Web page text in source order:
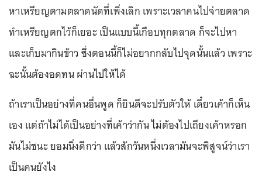
หาเหรียญตามตลาดนัดที่เพิ่งเลิก เพราะเวลาคนไปจ่ายตลาด
ทำเหรียญตกไว้ก็เยอะ เป็นแบบนี้เกือบทุกตลาด ก็จะไปหา
และเก็บมากินข้าว ซึ่งตอนนี้ก็ไม่อยากกลับไปจุดนั้นแล้ว เพราะ
ฉะนั้นต้องอดทน ผ่านไปให้ได้
ถ้าเราเป็นอย่างที่คนอื่นพูด ก็ยินดีจะปรับตัวให้ เดี๋ยวเค้าก็เห็น
เอง แต่ถ้าไม่ได้เป็นอย่างที่เค้าว่ากัน ไม่ต้องไปเถียงเค้าหรอก
มันไม่ชนะ ยอมนิ่งดีกว่า แล้วสักวันหนึ่งเวลามันจะพิสูจน์ว่าเรา
เป็นคนยังไง